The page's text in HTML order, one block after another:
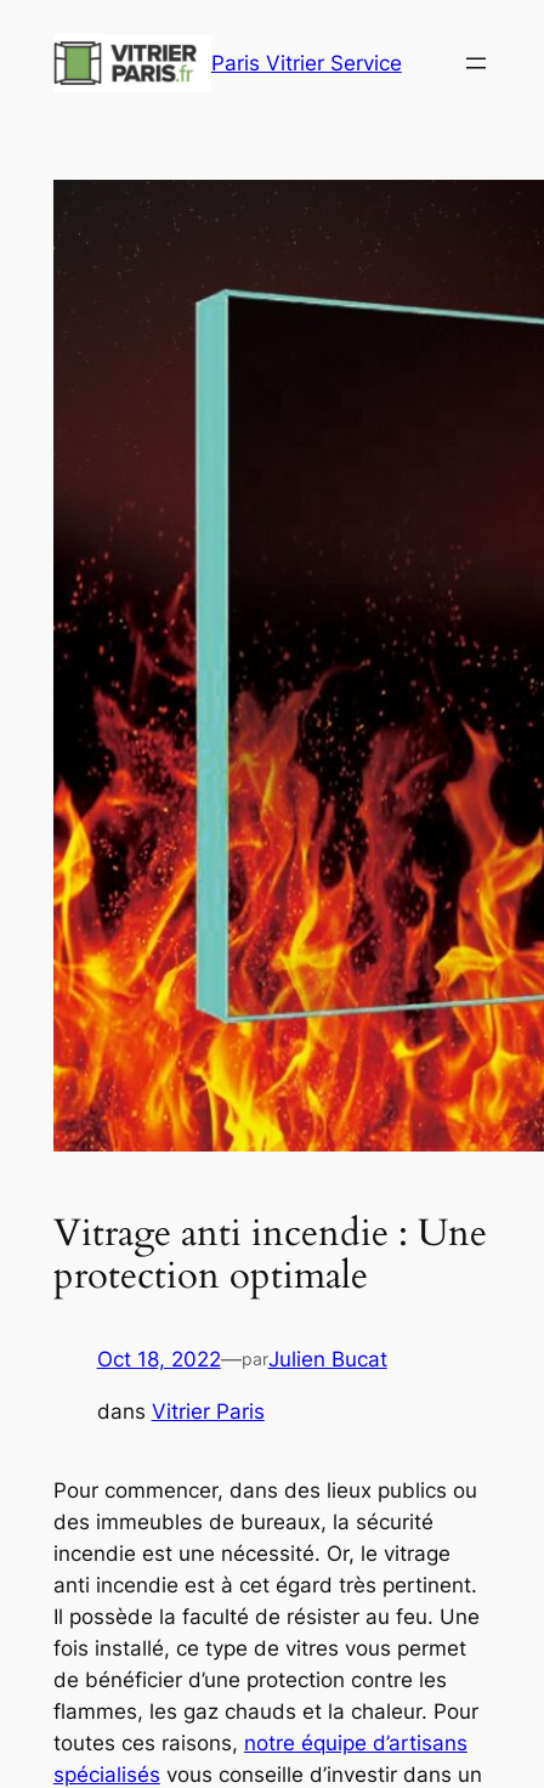
contenu
Paris Vitrier Service
Vitrage anti incendie : Une
protection optimale
Oct 18, 2022—parJulien Bucat
dans Vitrier Paris
Pour commencer, dans des lieux publics ou
des immeubles de bureaux, la sécurité
incendie est une nécessité. Or, le vitrage
anti incendie est à cet égard très pertinent.
Il possède la faculté de résister au feu. Une
fois installé, ce type de vitres vous permet
de bénéficier d’une protection contre les
flammes, les gaz chauds et la chaleur. Pour
toutes ces raisons, notre équipe d’artisans
spécialisés vous conseille d’investir dans un